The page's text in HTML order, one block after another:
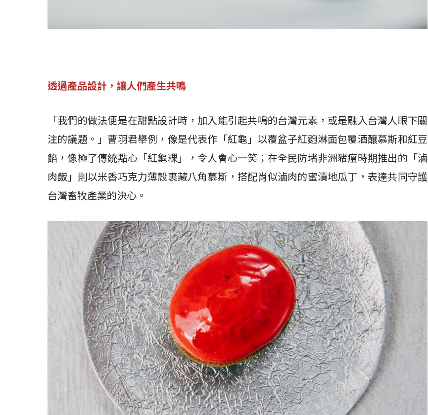
透過產品設計，讓人們產生共鳴
「我們的做法便是在甜點設計時，加入能引起共鳴的台灣元素，或是融入台灣人眼下關
注的議題。」曹羽君舉例，像是代表作「紅龜」以覆盆子紅麴淋面包覆酒釀慕斯和紅豆
餡，像極了傳統點心「紅龜粿」，令人會心一笑；在全民防堵非洲豬瘟時期推出的「滷
肉飯」則以米香巧克力薄殼裹藏八角慕斯，搭配肖似滷肉的蜜漬地瓜丁，表達共同守護
台灣畜牧產業的決心。